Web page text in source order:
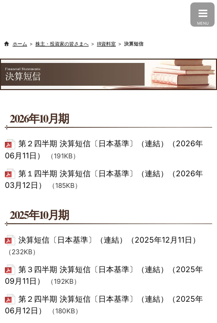
CLOSE
MENU
株主・投資家の皆さまへ IR資料室 決算短信
2026年10月期
第２四半期 決算短信〔日本基準〕（連結）（2026年
06月11日）
（191KB）
第１四半期 決算短信〔日本基準〕（連結）（2026年
03月12日）
（185KB）
2025年10月期
決算短信〔日本基準〕（連結）（2025年12月11日）
（232KB）
第３四半期 決算短信〔日本基準〕（連結）（2025年
09月11日）
（192KB）
第２四半期 決算短信〔日本基準〕（連結）（2025年
06月12日）
（180KB）